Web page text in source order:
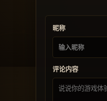
昵称
评论内容